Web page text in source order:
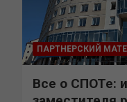
ПАРТНЕРСКИЙ
Все о СПОТе: